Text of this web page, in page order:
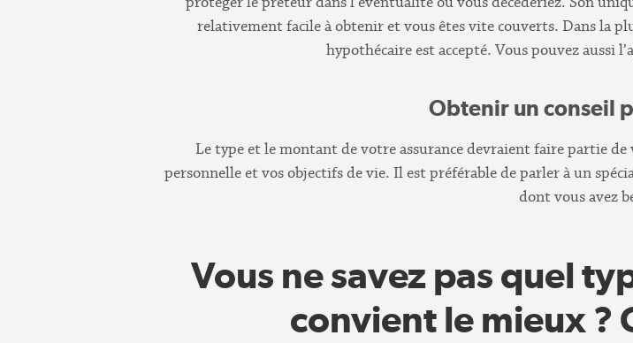
relativement facile à obtenir et vous êtes vite couverts. Dans la
hypothécaire est accepté. Vous pouvez aussi
Obtenir un conseil
Le type et le montant de votre assurance devraient faire partie
personnelle et vos objectifs de vie. Il est préférable de parler à un
dont vous avez
Vous ne savez pas quel
convient le mieux ?